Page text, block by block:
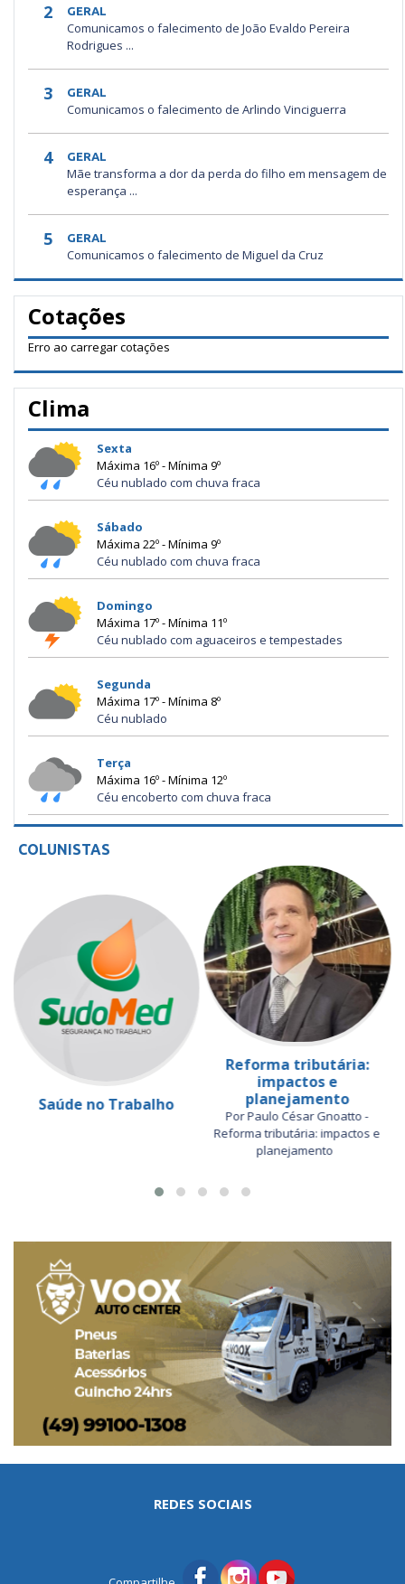
2 GERAL
Comunicamos o falecimento de João Evaldo Pereira
Rodrigues ...
3 GERAL
Comunicamos o falecimento de Arlindo Vinciguerra
4 GERAL
Mãe transforma a dor da perda do filho em mensagem de
esperança ...
5 GERAL
Comunicamos o falecimento de Miguel da Cruz
Cotações
Erro ao carregar cotações
Clima
Sexta
Máxima 16º - Mínima 9º
Céu nublado com chuva fraca
Sábado
Máxima 22º - Mínima 9º
Céu nublado com chuva fraca
Domingo
Máxima 17º - Mínima 11º
Céu nublado com aguaceiros e tempestades
Segunda
Máxima 17º - Mínima 8º
Céu nublado
Terça
Máxima 16º - Mínima 12º
Céu encoberto com chuva fraca
COLUNISTAS
Saúde no Trabalho
Reforma tributária:
impactos e
planejamento
Por Paulo César Gnoatto -
Reforma tributária: impactos e
planejamento
REDES SOCIAIS